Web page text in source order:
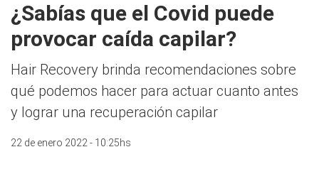
¿Sabías que el Covid puede
provocar caída capilar?
Hair Recovery brinda recomendaciones sobre
qué podemos hacer para actuar cuanto antes
y lograr una recuperación capilar
22 de enero 2022 - 10:25hs